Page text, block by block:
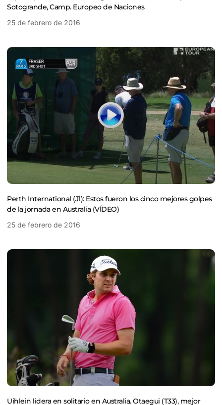
Sotogrande, Camp. Europeo de Naciones
25 de febrero de 2016
Perth International (J1): Estos fueron los cinco mejores golpes
de la jornada en Australia (VÍDEO)
25 de febrero de 2016
Uihlein lidera en solitario en Australia. Otaegui (T33), mejor